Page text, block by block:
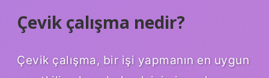
Çevik çalışma nedir?
Çevik çalışma, bir işi yapmanın en uygun